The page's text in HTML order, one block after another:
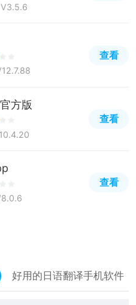
V3.5.6
查看
方版
查看
查看
好用的日语翻译手机软件